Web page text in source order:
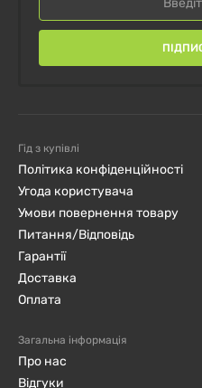
Гід з купівлі
Політика конфіденційності
Угода користувача
Умови повернення товару
Питання/Відповідь
Гарантії
Доставка
Оплата
Загальна інформація
Про нас
Відгуки